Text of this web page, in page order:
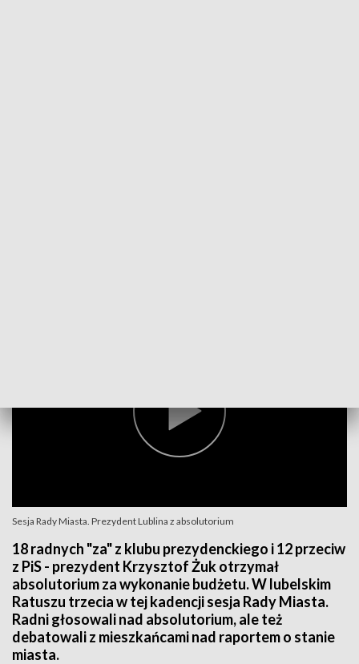
Sesja Rady Miasta. Prezydent Lublina z absolutorium
18 radnych "za" z klubu prezydenckiego i 12 przeciw
z PiS - prezydent Krzysztof Żuk otrzymał
absolutorium za wykonanie budżetu. W lubelskim
Ratuszu trzecia w tej kadencji sesja Rady Miasta.
Radni głosowali nad absolutorium, ale też
debatowali z mieszkańcami nad raportem o stanie
miasta.